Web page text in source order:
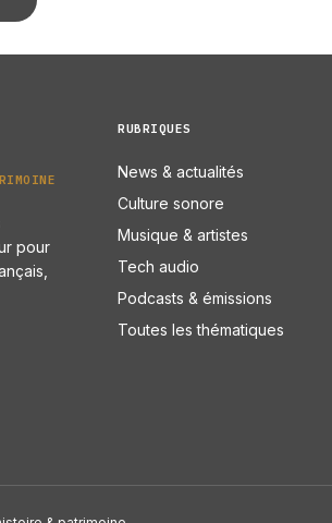
pour
RUBRIQUES
News & actualités
Culture sonore
Musique & artistes
Tech audio
Podcasts & émissions
Toutes les thématiques